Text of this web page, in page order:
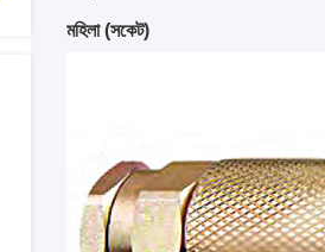
মহিলা (সকেট)